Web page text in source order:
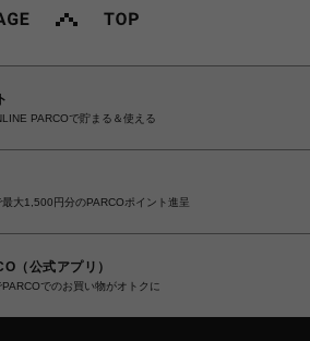
PARCOで貯まる＆使える
大1,500円分のPARCOポイント進呈
（公式アプリ）
でのお買い物がオトクに